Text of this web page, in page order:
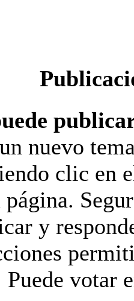
nuevo
clic en
y
votar